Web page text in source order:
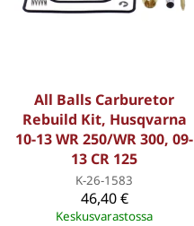
All Balls Carburetor
Rebuild Kit, Husqvarna
10-13 WR 250/WR 300, 09-
13 CR 125
K-26-1583
46,40 €
Keskusvarastossa